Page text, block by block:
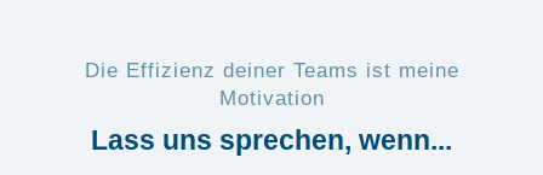
Die Effizienz deiner Teams ist meine
Motivation
Lass uns sprechen, wenn...